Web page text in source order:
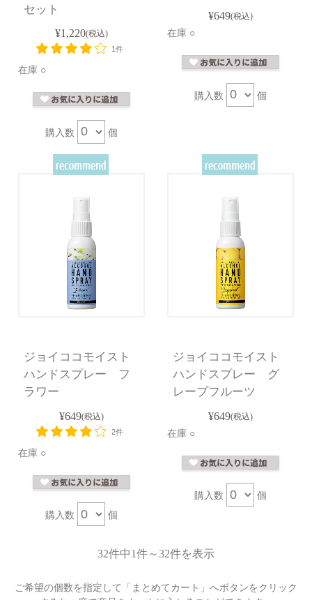
セット
¥1,220(税込)
1件
在庫 ○
購入数 個
¥649(税込)
在庫 ○
購入数 個
ジョイココモイスト
ハンドスプレー フ
ラワー
¥649(税込)
2件
在庫 ○
購入数 個
ジョイココモイスト
ハンドスプレー グ
レープフルーツ
¥649(税込)
在庫 ○
購入数 個
32件中1件～32件を表示
ご希望の個数を指定して「まとめてカート」へボタンをクリック